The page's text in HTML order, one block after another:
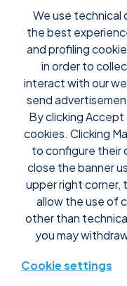
We use technical
the best
and profiling
in order to
interact with our
send
By clicking
cookies. Clicking
to configure their
close the banner
upper right
allow the use of
other than
you may
Cookie settings
Support
Aktivieren
Supremo
Durch den
können Sie
Zeitpunkt der
Anzahl der
professionelle